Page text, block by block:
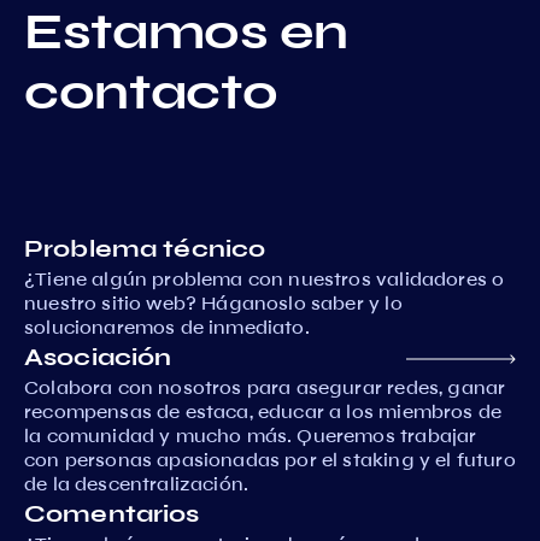
Estamos en
contacto
Problema técnico
¿Tiene algún problema con nuestros validadores o
nuestro sitio web? Háganoslo saber y lo
solucionaremos de inmediato.
Asociación
Colabora con nosotros para asegurar redes, ganar
recompensas de estaca, educar a los miembros de
la comunidad y mucho más. Queremos trabajar
con personas apasionadas por el staking y el futuro
de la descentralización.
Comentarios